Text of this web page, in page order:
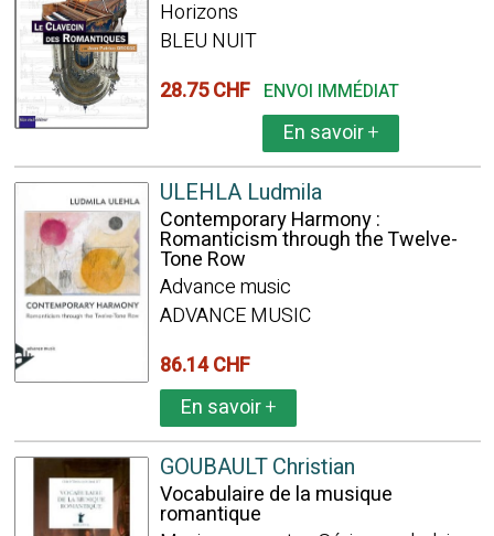
Horizons
BLEU NUIT
28.75 CHF ENVOI IMMÉDIAT
En savoir+
ULEHLA Ludmila
Contemporary Harmony :
Romanticism through the Twelve-
Tone Row
Advance music
ADVANCE MUSIC
86.14 CHF
En savoir+
GOUBAULT Christian
Vocabulaire de la musique
romantique